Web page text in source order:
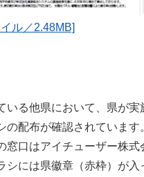
ル／2.48MB]
る他県において、県が実
配布が確認されています
口はアイチューザー株式
には県徽章（赤枠）が入